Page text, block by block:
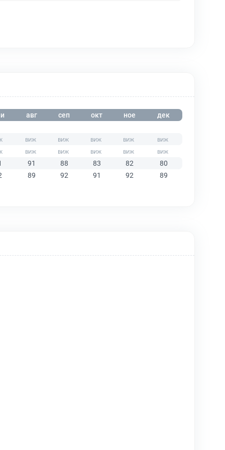
авг сеп окт ное дек
91 88 83 82
80
89 92 91 92 89